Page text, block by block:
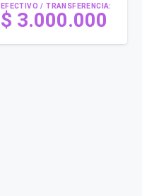
EFECTIVO / TRANSFERENCIA:
$ 3.000.000